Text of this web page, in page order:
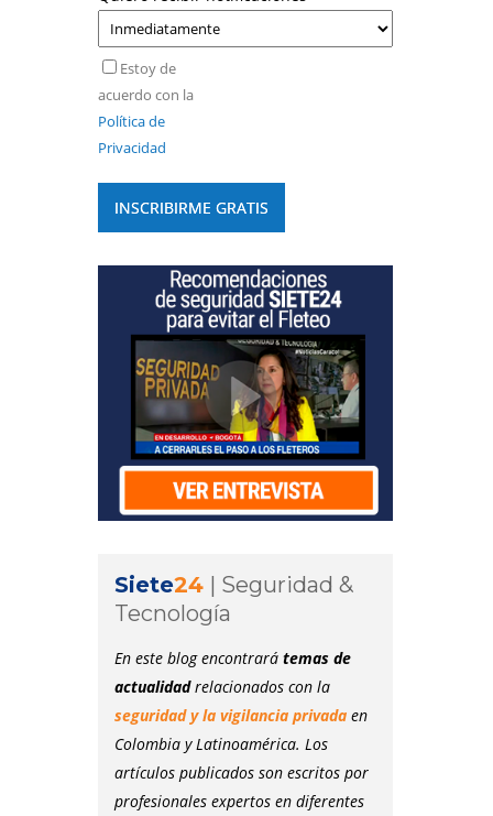
Estoy de
acuerdo con la
Política de
Privacidad
Siete24 | Seguridad &
Tecnología
En este blog encontrará temas de
actualidadrelacionados con la
seguridad y la vigilancia privada en
Colombia y Latinoamérica. Los
artículos publicados son escritos por
profesionales expertos en diferentes